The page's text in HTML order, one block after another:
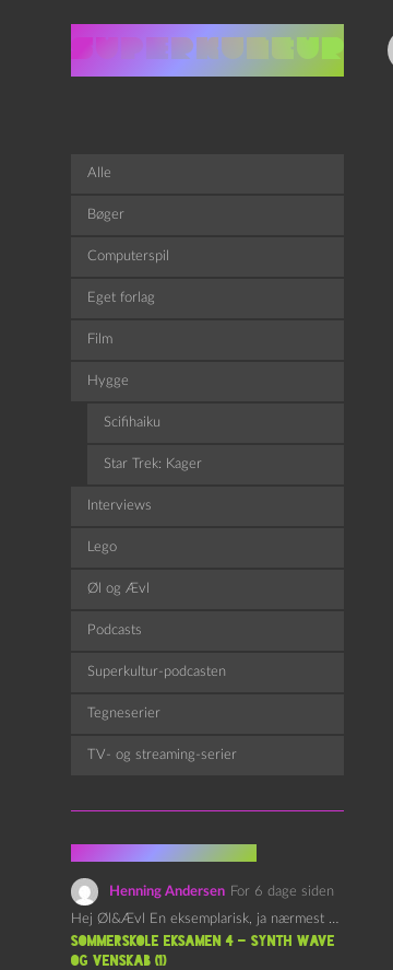
Alle
Bøger
Computerspil
Eget forlag
Film
Hygge
Scifihaiku
Star Trek: Kager
Interviews
Lego
Øl og Ævl
Podcasts
Superkultur-podcasten
Tegneserier
TV- og streaming-serier
Henning Andersen For 6 dage siden
Hej Øl&Ævl En eksemplarisk, ja nærmest yndefuld, afslutning på SOMMERSKOLEN.…
Sommerskole Eksamen 4 – Synth Wave
og Venskab (1)